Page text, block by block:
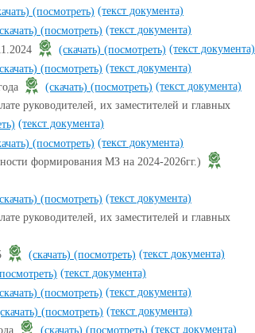
(посмотреть) (текст документа)
(посмотреть) (текст документа)
(скачать) (посмотреть) (текст документа)
(посмотреть) (текст документа)
(скачать) (посмотреть) (текст документа)
руководителей, их заместителей и главных
(текст документа)
(посмотреть) (текст документа)
формирования МЗ на 2024-2026гг.)
(посмотреть) (текст документа)
руководителей, их заместителей и главных
(скачать) (посмотреть) (текст документа)
(текст документа)
(посмотреть) (текст документа)
(посмотреть) (текст документа)
(скачать) (посмотреть) (текст документа)